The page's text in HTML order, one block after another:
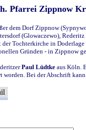
Pfarrei Zippnow
dem Dorf Zippnow
(Glowaczewo),
Tochterkirche in Doderlage
Gründen - in Zippnow
Paul Lüdtke aus Köln.
Bei der Abschrift